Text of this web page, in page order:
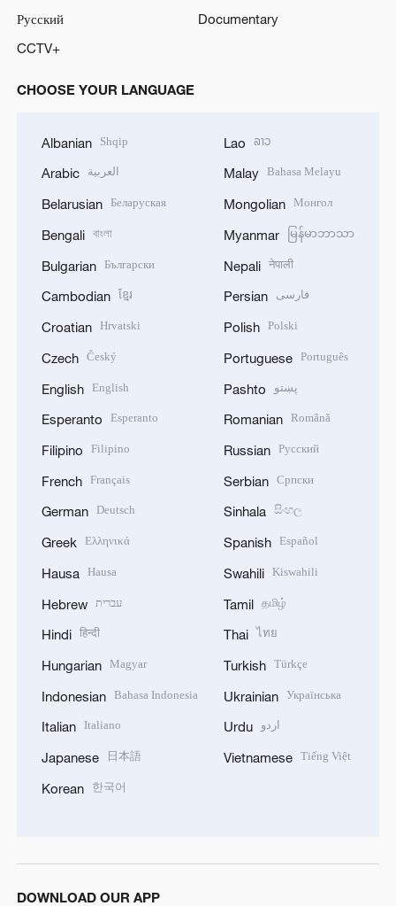
Русский
Documentary
CCTV+
CHOOSE YOUR LANGUAGE
Albanian Shqip
Arabic العربية
Belarusian Беларуская
Bengali বাংলা
Bulgarian Български
Cambodian ខ្មែរ
Croatian Hrvatski
Czech Český
English English
Esperanto Esperanto
Filipino Filipino
French Français
German Deutsch
Greek Ελληνικά
Hausa Hausa
Hebrew עברית
Hindi हिन्दी
Hungarian Magyar
Indonesian Bahasa Indonesia
Italian Italiano
Japanese 日本語
Korean 한국어
Lao ລາວ
Malay Bahasa Melayu
Mongolian Монгол
Myanmar မြန်မာဘာသာ
Nepali नेपाली
Persian فارسی
Polish Polski
Portuguese Português
Pashto پښتو
Romanian Română
Russian Русский
Serbian Српски
Sinhala සිංහල
Spanish Español
Swahili Kiswahili
Tamil தமிழ்
Thai ไทย
Turkish Türkçe
Ukrainian Українська
Urdu اردو
Vietnamese Tiếng Việt
DOWNLOAD OUR APP